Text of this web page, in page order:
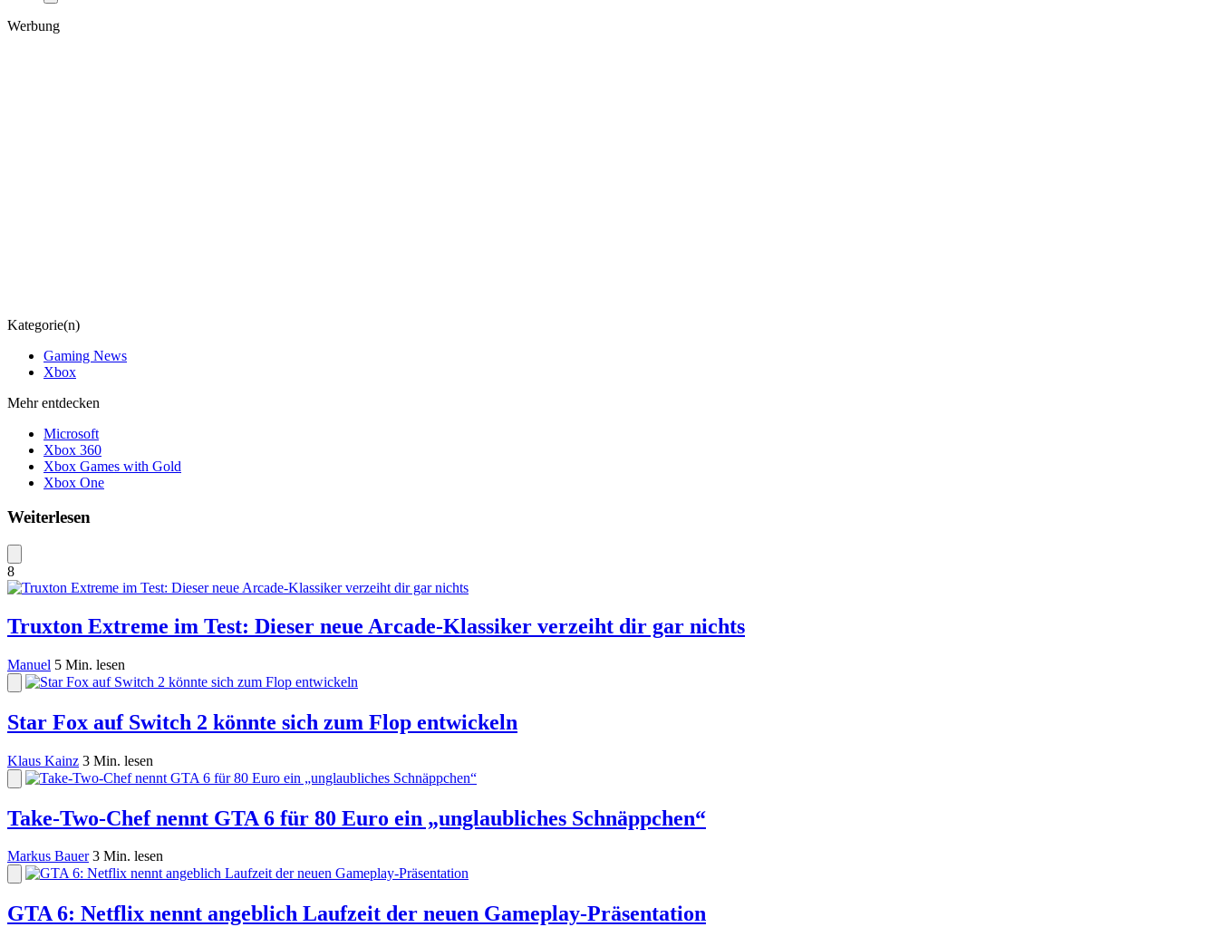
Werbung
Kategorie(n)
Gaming News
Xbox
Mehr entdecken
Microsoft
Xbox 360
Xbox Games with Gold
Xbox One
Weiterlesen
8
Truxton Extreme im Test: Dieser neue Arcade-Klassiker verzeiht dir gar nichts
Manuel 5 Min. lesen
Star Fox auf Switch 2 könnte sich zum Flop entwickeln
Klaus Kainz 3 Min. lesen
Take-Two-Chef nennt GTA 6 für 80 Euro ein „unglaubliches Schnäppchen“
Markus Bauer 3 Min. lesen
GTA 6: Netflix nennt angeblich Laufzeit der neuen Gameplay-Präsentation